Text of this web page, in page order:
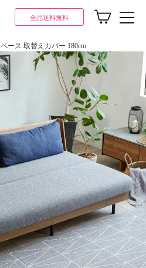
全品送料無料
ペース 取替えカバー 180cm